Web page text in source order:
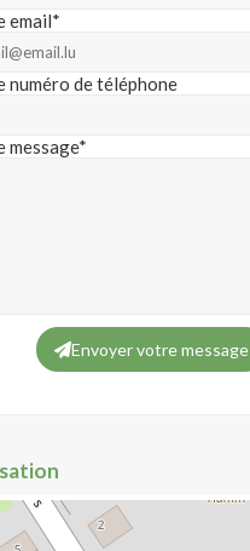
email*
numéro de téléphone
message*
Envoyer votre message